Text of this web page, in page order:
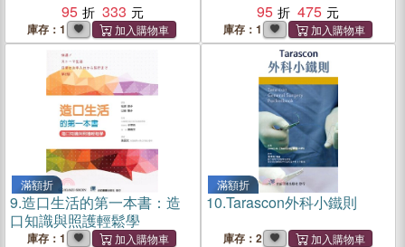
95
333
庫存：1
95
475
庫存：1
滿額折
9.造口生活的第一本書：造
口知識與照護輕鬆學
庫存：1
滿額折
10.Tarascon外科小鐵則
庫存：2